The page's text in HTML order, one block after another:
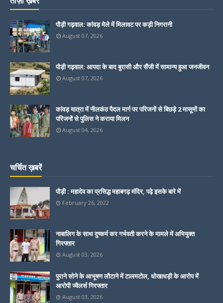
पौड़ी गढ़वाल: कांवड़ मेले में मिलावट पर कड़ी निगरानी
August 07, 2026
पौड़ी गढ़वाल: आपदा के बाद बुरासी और सैंजी में सामान्य हुआ जनजीवन
August 07, 2026
कांवड़ यात्रा में नीलकंठ पैदल मार्ग पर परिजनों से बिछड़े 2 मासूमों का
परिजनों से पुलिस ने कराया मिलन
August 04, 2026
चर्चित ख़बरें
पौड़ी : महादेव का प्रसिद्ध महाबगढ़ मंदिर, पढ़े इसके बारे में
February 26, 2022
नाबालिग के साथ दुष्कर्म कर गर्भवती करने के मामले में अभियुक्त
गिरफ्तार
August 03, 2026
पुराने सोने के आभूषण लौटाने में टालमटोल, धोखाधड़ी के आरोप में
आरोपी ज्वैलर्स गिरफ्तार
August 03, 2026